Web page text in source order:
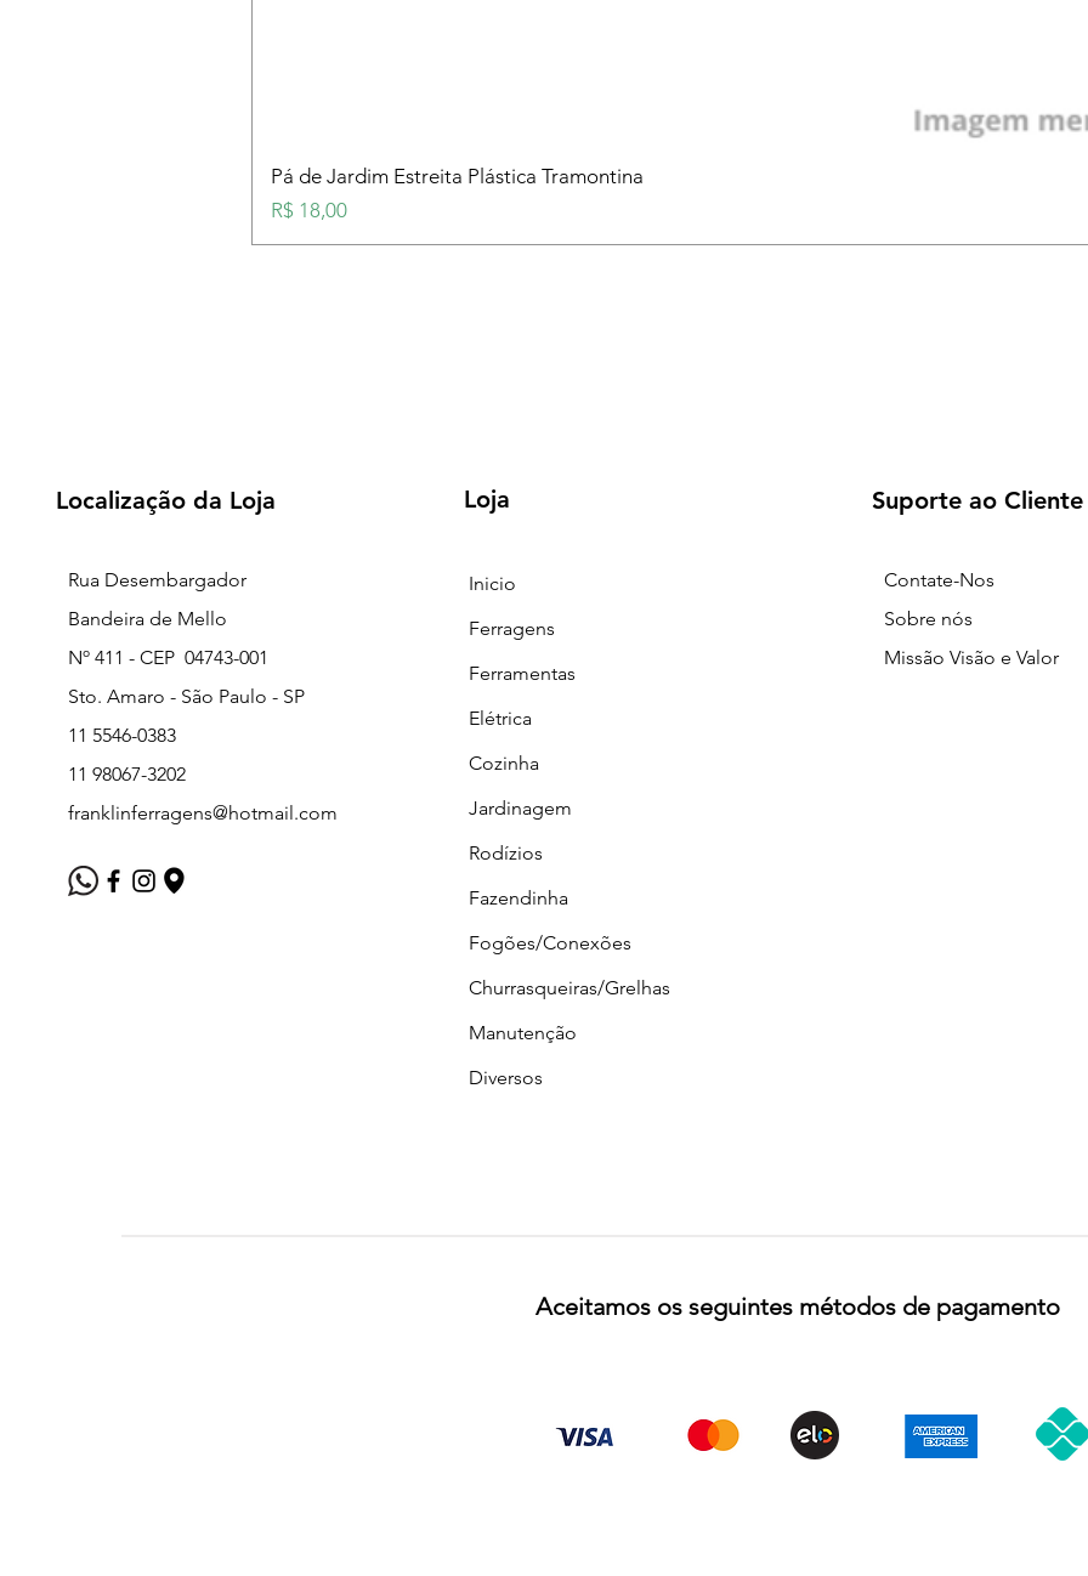
Pá de Jardim Estreita Plástica Tramontina
Preço
R$ 18,00
Localização da Loja
Rua Desembargador
Bandeira de Mello
Nº 411 - CEP 04743-001
Sto. Amaro - São Paulo - SP
11 5546-0383
11 98067-3202
franklinferragens@hotmail.com
Loja
Inicio
Ferragens
Ferramentas
Elétrica
Cozinha
Jardinagem
Rodízios
Fazendinha
Fogões/Conexões
Churrasqueiras/Grelhas
Manutenção
Diversos
Suporte ao Cliente
Contate-Nos
Sobre nós
Missão Visão e Valor
Aceitamos os seguintes métodos de pagamento